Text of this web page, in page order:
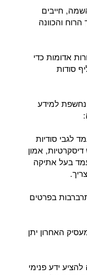
חייבים
והכוונה
אדומות כדי
סודות
למידע
לגבי סודיות
אמון
בעל אתיקה
בפרטים
האחרון יתן
ידע פנימי